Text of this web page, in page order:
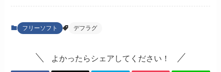
フリーソフト デフラグ
よかったらシェアしてください！